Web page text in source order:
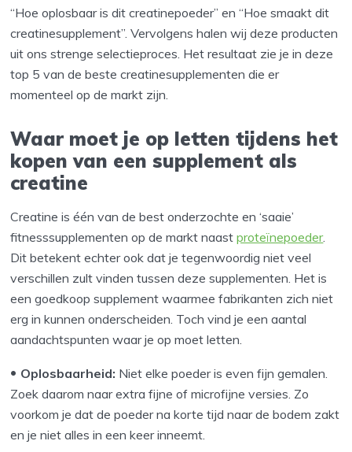
“Hoe oplosbaar is dit creatinepoeder” en “Hoe smaakt dit
creatinesupplement”. Vervolgens halen wij deze producten
uit ons strenge selectieproces. Het resultaat zie je in deze
top 5 van de beste creatinesupplementen die er
momenteel op de markt zijn.
Waar moet je op letten tijdens het
kopen van een supplement als
creatine
Creatine is één van de best onderzochte en ‘saaie’
fitnesssupplementen op de markt naastproteïnepoeder.
Dit betekent echter ook dat je tegenwoordig niet veel
verschillen zult vinden tussen deze supplementen. Het is
een goedkoop supplement waarmee fabrikanten zich niet
erg in kunnen onderscheiden. Toch vind je een aantal
aandachtspunten waar je op moet letten.
Oplosbaarheid: Niet elke poeder is even fijn gemalen.
Zoek daarom naar extra fijne of microfijne versies. Zo
voorkom je dat de poeder na korte tijd naar de bodem zakt
en je niet alles in een keer inneemt.